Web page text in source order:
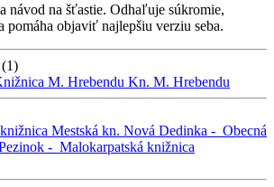
návod na šťastie. Odhaľuje súkromie,
pomáha objaviť najlepšiu verziu seba.
M. Hrebendu Kn. M. Hrebendu
Mestská kn. Nová Dedinka - Obecná
- Malokarpatská knižnica